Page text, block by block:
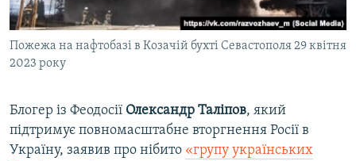
Пожежа на нафтобазі в Козачій бухті Севастополя 29 квітня
2023 року
Блогер із Феодосії Олександр Таліпов, який
підтримує повномасштабне вторгнення Росії в
Україну, заявив про нібито «групу українських